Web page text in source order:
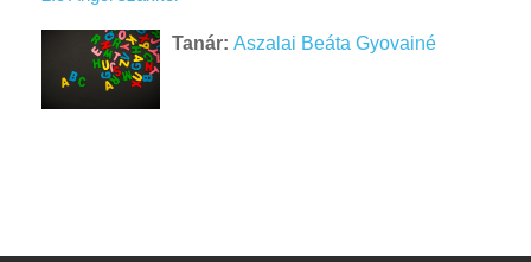
Tanár: Aszalai Beáta Gyovainé